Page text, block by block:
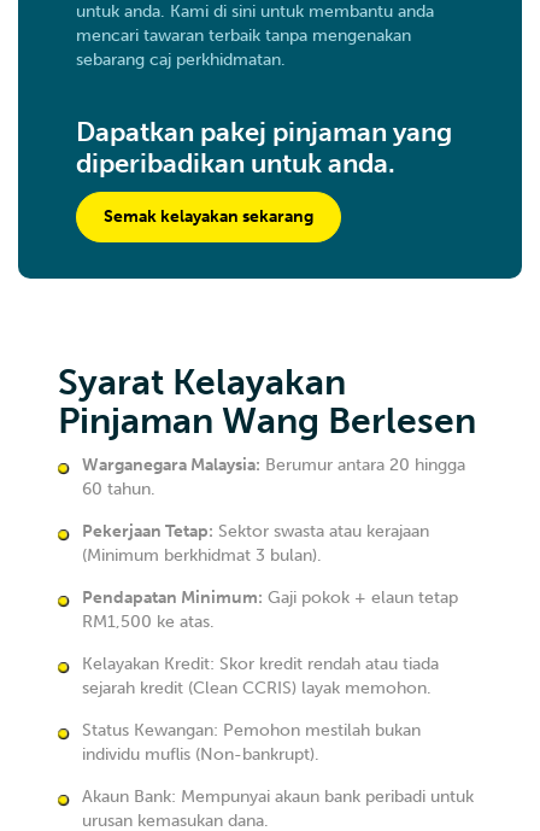
untuk anda. Kami di sini untuk membantu anda
mencari tawaran terbaik tanpa mengenakan
sebarang caj perkhidmatan.
Dapatkan pakej pinjaman yang
diperibadikan untuk anda.
Semak kelayakan sekarang
Syarat Kelayakan
Pinjaman Wang Berlesen
Warganegara Malaysia: Berumur antara 20 hingga
60 tahun.
Pekerjaan Tetap: Sektor swasta atau kerajaan
(Minimum berkhidmat 3 bulan).
Pendapatan Minimum: Gaji pokok + elaun tetap
RM1,500 ke atas.
Kelayakan Kredit: Skor kredit rendah atau tiada
sejarah kredit (Clean CCRIS) layak memohon.
Status Kewangan: Pemohon mestilah bukan
individu muflis (Non-bankrupt).
Akaun Bank: Mempunyai akaun bank peribadi untuk
urusan kemasukan dana.